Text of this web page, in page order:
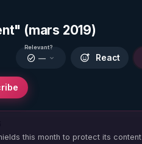
(mars 2019)
Relevant?
— React
this month to protect its content